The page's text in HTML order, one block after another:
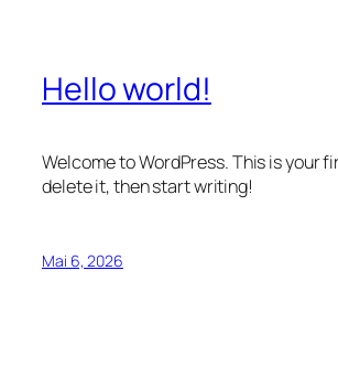
Hello world!
Welcome to WordPress. This is your
delete it, then start writing!
Mai 6, 2026